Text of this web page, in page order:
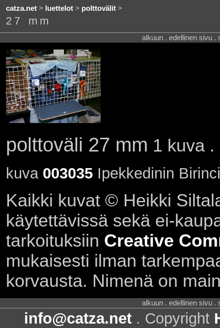
catza.net> luettelot> polttovälit>
27 mm
alkuun . edellinen sivu .
polttoväli 27 mm 1 kuva
kuva 003035Ipekkedinin
Kaikki kuvat © Heikki
käytettävissä sekä ei-
tarkoituksiin Creative
mukaisesti ilman
korvausta. Nimenä on
alkuun . edellinen sivu .
info@catza.net . Copyright